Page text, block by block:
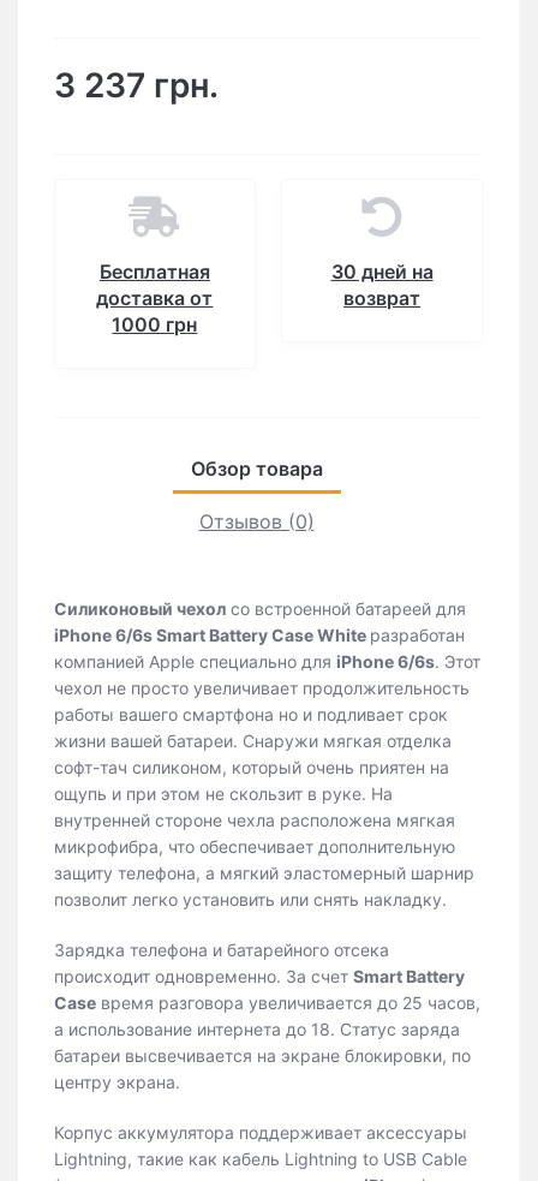
3 237 грн.
Бесплатная
доставка от
1000 грн
30 дней на
возврат
Обзор товара
Отзывов (0)
Силиконовый чехол со встроенной батареей для
iPhone 6/6s Smart Battery Case White разработан
компанией Apple специально для iPhone 6/6s. Этот
чехол не просто увеличивает продолжительность
работы вашего смартфона но и подливает срок
жизни вашей батареи. Снаружи мягкая отделка
софт-тач силиконом, который очень приятен на
ощупь и при этом не скользит в руке. На
внутренней стороне чехла расположена мягкая
микрофибра, что обеспечивает дополнительную
защиту телефона, а мягкий эластомерный шарнир
позволит легко установить или снять накладку.
Зарядка телефона и батарейного отсека
происходит одновременно. За счет Smart Battery
Case время разговора увеличивается до 25 часов,
а использование интернета до 18. Статус заряда
батареи высвечивается на экране блокировки, по
центру экрана.
Корпус аккумулятора поддерживает аксессуары
Lightning, такие как кабель Lightning to USB Cable